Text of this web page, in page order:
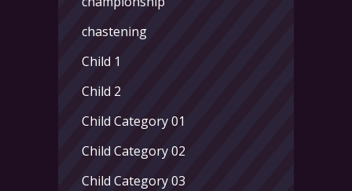
chastening
Child 1
Child 2
Child Category 01
Child Category 02
Child Category 03